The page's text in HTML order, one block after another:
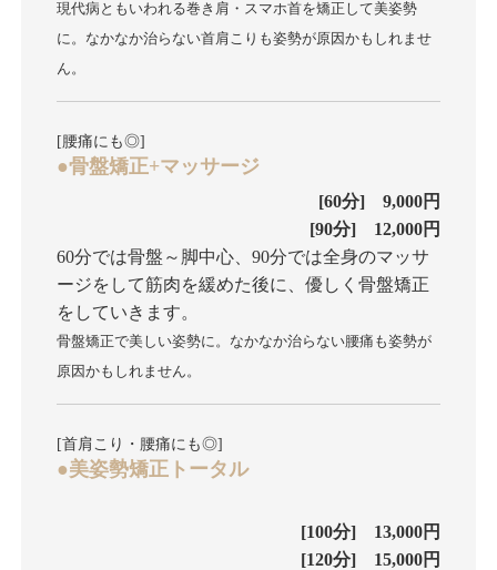
現代病ともいわれる巻き肩・スマホ首を矯正して美姿勢
に。なかなか治らない首肩こりも姿勢が原因かもしれませ
ん。
[腰痛にも◎]
●骨盤矯正+マッサージ
[60分] 9,000円
[90分] 12,000円
60分では骨盤～脚中心、90分では全身のマッサ
ージをして筋肉を緩めた後に、優しく骨盤矯正
をしていきます。
骨盤矯正で美しい姿勢に。なかなか治らない腰痛も姿勢が
原因かもしれません。
[首肩こり・腰痛にも◎]
●美姿勢矯正トータル
[100分] 13,000円
[120分] 15,000円